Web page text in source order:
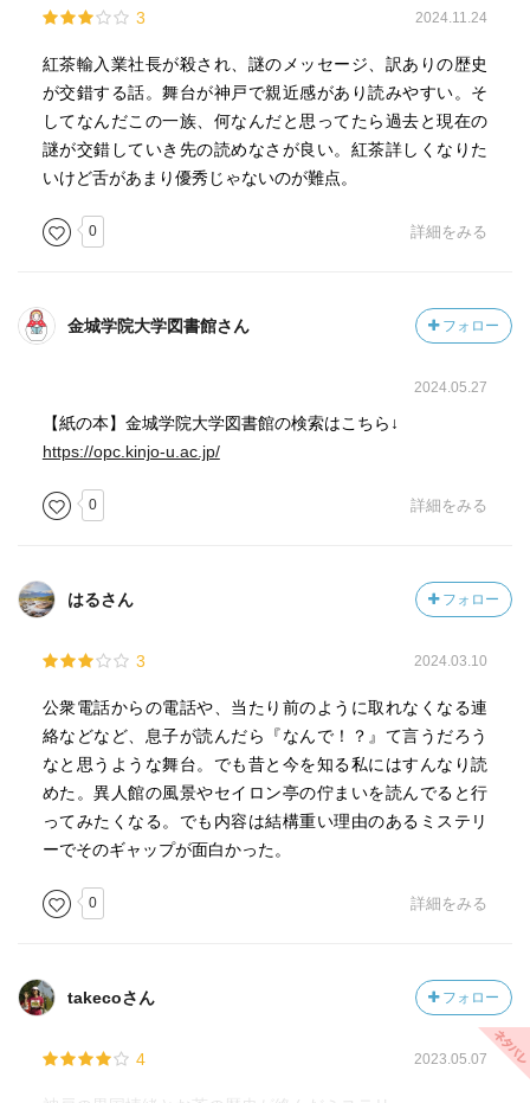
3 2024.11.24
紅茶輸入業社長が殺され、謎のメッセージ、訳ありの歴史
が交錯する話。舞台が神戸で親近感があり読みやすい。そ
してなんだこの一族、何なんだと思ってたら過去と現在の
謎が交錯していき先の読めなさが良い。紅茶詳しくなりた
いけど舌があまり優秀じゃないのが難点。
0 詳細をみる
金城学院大学図書館さん フォロー
2024.05.27
【紙の本】金城学院大学図書館の検索はこちら↓
https://opc.kinjo-u.ac.jp/
0 詳細をみる
はるさん フォロー
3 2024.03.10
公衆電話からの電話や、当たり前のように取れなくなる連
絡などなど、息子が読んだら『なんで！？』て言うだろう
なと思うような舞台。でも昔と今を知る私にはすんなり読
めた。異人館の風景やセイロン亭の佇まいを読んでると行
ってみたくなる。でも内容は結構重い理由のあるミステリ
ーでそのギャップが面白かった。
0 詳細をみる
takecoさん フォロー
4 2023.05.07